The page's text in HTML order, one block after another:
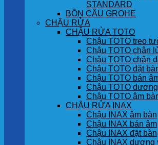
STANDARD
BỒN CẦU GROHE
CHẬU RỬA
CHẬU RỬA TOTO
Chậu TOTO treo
Chậu TOTO chân
Chậu TOTO chân
Chậu TOTO đặt
Chậu TOTO bán
Chậu TOTO
Chậu TOTO âm
CHẬU RỬA INAX
Chậu INAX âm bàn
Chậu INAX bán âm
Chậu INAX đặt bàn
Chậu INAX dương